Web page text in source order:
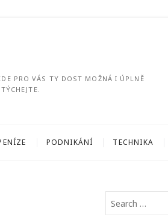
PRO VÁS TY DOST MOŽNÁ I ÚPLNĚ
PODNIKÁNÍ TECHNIKA